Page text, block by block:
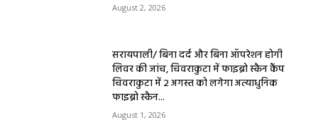
August 2, 2026
सरायपाली/ बिना दर्द और बिना ऑपरेशन होगी
लिवर की जांच, चिवराकुटा में फाइब्रो स्कैन कैंप
चिवराकुटा में 2 अगस्त को लगेगा अत्याधुनिक
फाइब्रो स्कैन...
August 1, 2026